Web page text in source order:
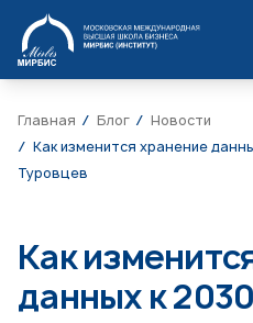
МИРБИС
Главная Блог
Новости
Как изменится хранение
Туровцев
Как
данных к